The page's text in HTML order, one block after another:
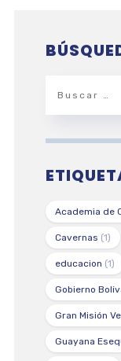
Academia de
Cavernas (1)
educacion (1)
Gobierno
Gran Misión
Guayana